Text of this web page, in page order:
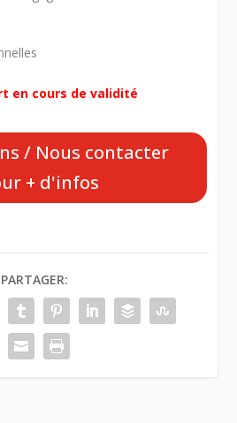
en cours de validité
/ Nous contacter
+ d'infos
PARTAGER: